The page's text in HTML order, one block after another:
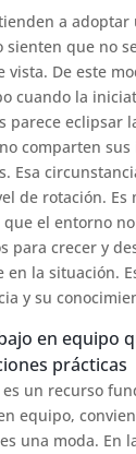
a adoptar
sienten que no
vista. De este
cuando la
parece eclipsar
comparten sus
Esa
de rotación. Es
el entorno
para crecer y
en la situación.
y su
en equipo
prácticas
un recurso
equipo,
una moda. En